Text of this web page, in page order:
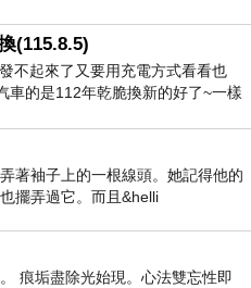
(115.8.5)
不起來了又要用充電方式看看也
車的是112年乾脆換新的好了~一樣
漲了一百多塊吧
著袖子上的一根線頭。她記得他的
擺弄過它。而且&helli
痕垢盡除光始現。心法雙忘性即